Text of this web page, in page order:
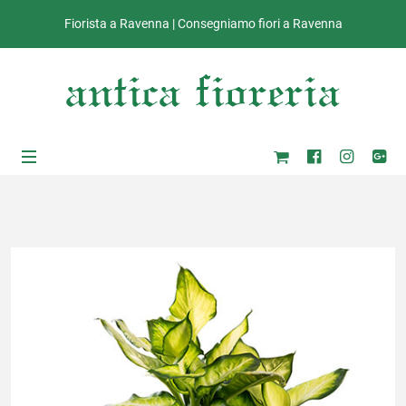
Fiorista a Ravenna | Consegniamo fiori a Ravenna